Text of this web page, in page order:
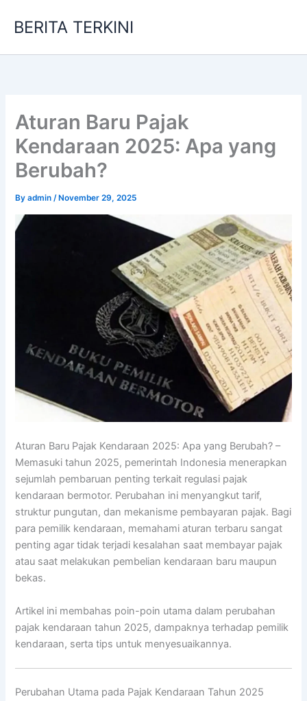
BERITA TERKINI
Aturan Baru Pajak
Kendaraan 2025: Apa yang
Berubah?
Byadmin/ November 29, 2025
Aturan Baru Pajak Kendaraan 2025: Apa yang Berubah? –
Memasuki tahun 2025, pemerintah Indonesia menerapkan
sejumlah pembaruan penting terkait regulasi pajak
kendaraan bermotor. Perubahan ini menyangkut tarif,
struktur pungutan, dan mekanisme pembayaran pajak. Bagi
para pemilik kendaraan, memahami aturan terbaru sangat
penting agar tidak terjadi kesalahan saat membayar pajak
atau saat melakukan pembelian kendaraan baru maupun
bekas.
Artikel ini membahas poin-poin utama dalam perubahan
pajak kendaraan tahun 2025, dampaknya terhadap pemilik
kendaraan, serta tips untuk menyesuaikannya.
Perubahan Utama pada Pajak Kendaraan Tahun 2025